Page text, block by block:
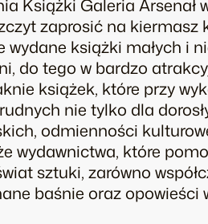
Książki Galeria Arsenał
zaprosić na
książki małych i
do tego w bardzo
książek, które przy
nie tylko dla
odmienności
wydawnictwa, które
sztuki, zarówno
baśnie oraz opowieści